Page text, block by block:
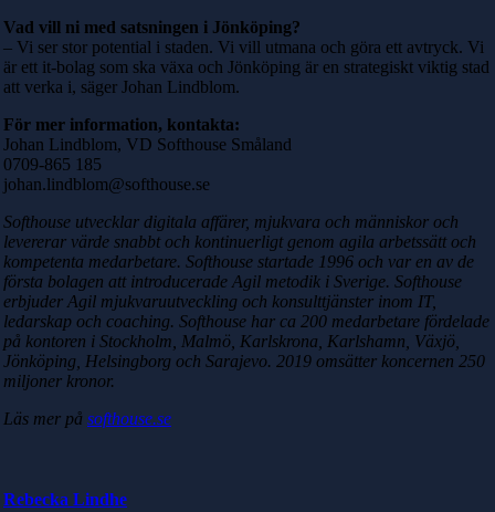
Vad vill ni med satsningen i Jönköping?
– Vi ser stor potential i staden. Vi vill utmana och göra ett avtryck. Vi
är ett it-bolag som ska växa och Jönköping är en strategiskt viktig stad
att verka i, säger Johan Lindblom.
För mer information, kontakta:
Johan Lindblom, VD Softhouse Småland
0709-865 185
johan.lindblom@softhouse.se
Softhouse utvecklar digitala affärer, mjukvara och människor och
levererar värde snabbt och kontinuerligt genom agila arbetssätt och
kompetenta medarbetare. Softhouse startade 1996 och var en av de
första bolagen att introducerade Agil metodik i Sverige. Softhouse
erbjuder Agil mjukvaruutveckling och konsulttjänster inom IT,
ledarskap och coaching. Softhouse har ca 200 medarbetare fördelade
på kontoren i Stockholm, Malmö, Karlskrona, Karlshamn, Växjö,
Jönköping, Helsingborg och Sarajevo. 2019 omsätter koncernen 250
miljoner kronor.
Läs mer på softhouse.se
Rebecka Lindhe